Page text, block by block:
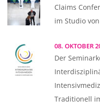
Claims
im Studio von
08. OKTOBER
Der
Traditionell